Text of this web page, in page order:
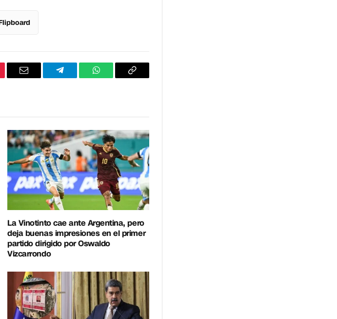
Correo
TelegramWhatsAppCopiar
La Vinotinto cae ante Argentina, pero
deja buenas impresiones en el primer
partido dirigido por Oswaldo
Vizcarrondo